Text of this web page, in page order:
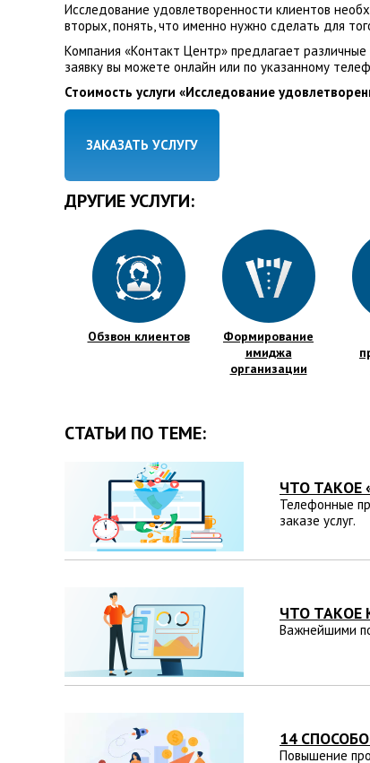
Исследование удовлетворенности клиентов
вторых, понять, что именно нужно сделать для
Компания «Контакт Центр» предлагает
заявку вы можете онлайн или по указанному
Стоимость услуги «Исследование
ЗАКАЗАТЬ УСЛУГУ
ДРУГИЕ УСЛУГИ:
Обзвон клиентов
Формирование
имиджа
организации
СТАТЬИ ПО ТЕМЕ:
ЧТО ТАКОЕ
Телефонные
заказе услуг.
ЧТО ТАКОЕ
Важнейшими
14
Повышение